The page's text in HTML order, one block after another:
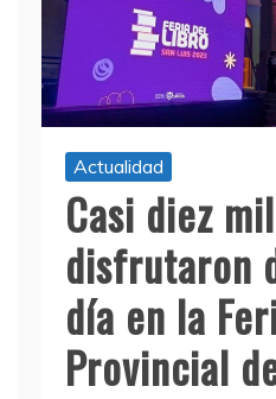
Actualidad
Casi diez
disfrutaron
día en la
Provincial